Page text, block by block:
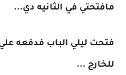
مافتحتي في الثانيه دي...
فتحت ليلي الباب فدفعه
للخارج ...